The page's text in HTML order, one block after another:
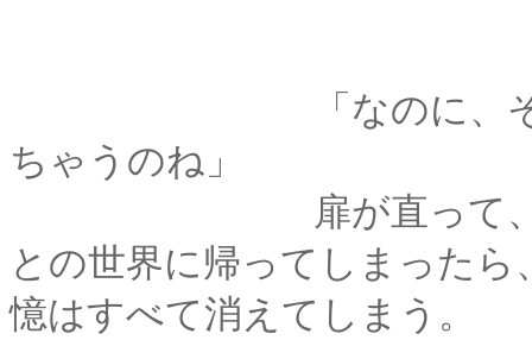
「なのに、その記憶
ちゃうのね」
扉が直って、神様が
との世界に帰ってしまった
憶はすべて消えてしまう。